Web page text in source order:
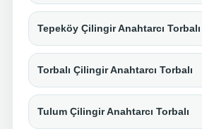
Tepeköy Çilingir Anahtarcı Torbalı
Torbalı Çilingir Anahtarcı Torbalı
Tulum Çilingir Anahtarcı Torbalı